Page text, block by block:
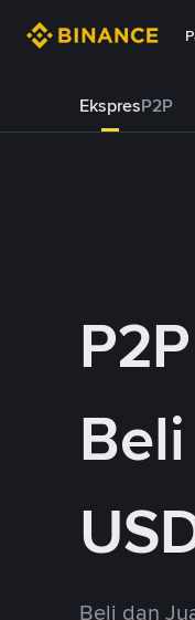
EkspresP2P
Beli dan